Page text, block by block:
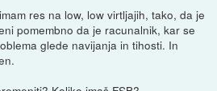
res na low, low virtljajih, tako, da je
pomembno da je racunalnik, kar se
glede navijanja in tihosti. In